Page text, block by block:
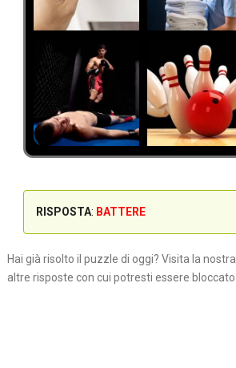
RISPOSTA: BATTERE
Hai già risolto il puzzle di oggi? Visita la nostra
altre risposte con cui potresti essere bloccato